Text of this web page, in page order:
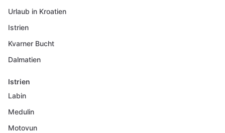
Urlaub in Kroatien
Istrien
Kvarner Bucht
Dalmatien
Istrien
Labin
Medulin
Motovun